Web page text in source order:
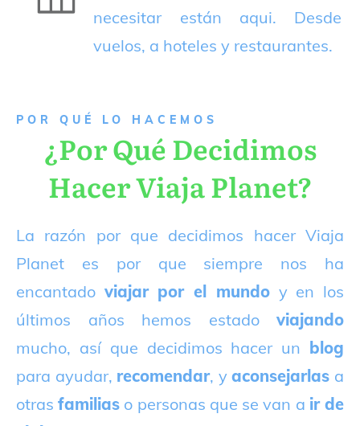
necesitar están aqui. Desde
vuelos, a hoteles y restaurantes.
P OR QUÉ LO HACEMOS
¿Por Qué Decidimos
Hacer Viaja Planet?
La razón por que decidimos hacer Viaja
Planet es por que siempre nos ha
encantado viajar por el mundoy en los
últimos años hemos estado viajando
mucho, así que decidimos hacer un blog
para ayudar, recomendar, yaconsejarlas a
otrasfamilias o personas que se van a ir de